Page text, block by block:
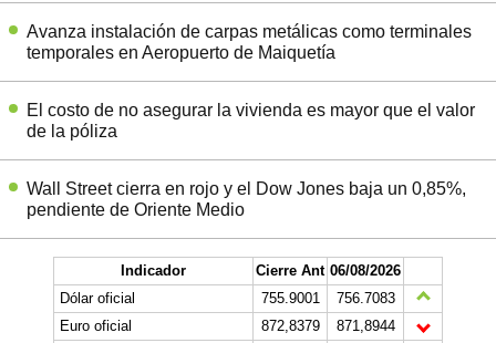
Avanza instalación de carpas metálicas como terminales
temporales en Aeropuerto de Maiquetía
El costo de no asegurar la vivienda es mayor que el valor
de la póliza
Wall Street cierra en rojo y el Dow Jones baja un 0,85%,
pendiente de Oriente Medio
Indicador Cierre Ant 06/08/2026
Dólar oficial
755.9001
756.7083
Euro oficial
872,8379
871,8944